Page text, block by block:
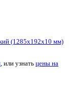
(1285x192x10 мм)
, или узнать цены на